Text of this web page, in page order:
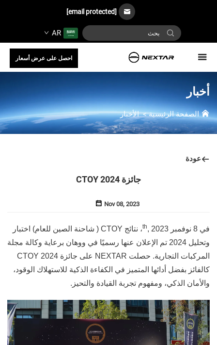
[email protected]
AR
احصل على عرض أسعار
أخبار
الصفحة الرئيسية>الأخبار
عودة
جائزة CTOY 2024
Nov 08, 2023
في 8 نوفمبر th, 2023، نتائج CTOY ( شاحنة الصين للعام) اختبار
وتحليل 2024
تم الإعلان عنها رسميًا في ووهان برعاية وكالة مجلة
المركبات التجارية. حصلت NEXTAR على جائزة CTOY 2024
كالفائز بفضل أدائها المتميز في الكفاءة الذكية للاستهلاك الوقود،
والأمان الذكي، ومفهوم تجربة القيادة والتحيز.